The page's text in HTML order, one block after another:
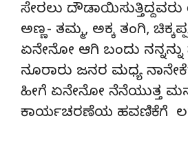
ಸೇರಲು
ಅಣ್ಣ- ತಮ್ಮ, ಅಕ್ಕ ತಂಗಿ,
ಏನೇನೋ ಆಗಿ ಬಂದು ನನ್ನನ್ನು
ನೂರಾರು ಜನರ ಮಧ್ಯ
ಹೀಗೆ ಏನೇನೋ ನೆನೆಯುತ್ತ
ಕಾರ್ಯಚರಣೆಯ ಹವಣಿಕೆಗೆ